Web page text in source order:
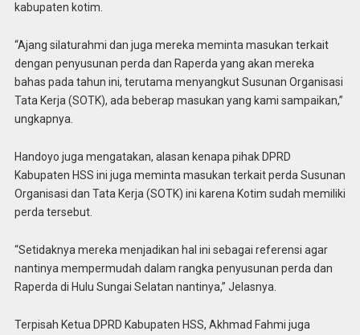
kabupaten kotim.
“Ajang silaturahmi dan juga mereka meminta masukan terkait
dengan penyusunan perda dan Raperda yang akan mereka
bahas pada tahun ini, terutama menyangkut Susunan Organisasi
Tata Kerja (SOTK), ada beberap masukan yang kami sampaikan,”
ungkapnya.
Handoyo juga mengatakan, alasan kenapa pihak DPRD
Kabupaten HSS ini juga meminta masukan terkait perda Susunan
Organisasi dan Tata Kerja (SOTK) ini karena Kotim sudah memiliki
perda tersebut.
“Setidaknya mereka menjadikan hal ini sebagai referensi agar
nantinya mempermudah dalam rangka penyusunan perda dan
Raperda di Hulu Sungai Selatan nantinya,” Jelasnya.
Terpisah Ketua DPRD Kabupaten HSS, Akhmad Fahmi juga